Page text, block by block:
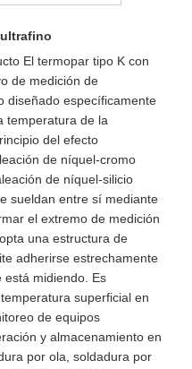
El termopar tipo K con
de medición de
diseñado específicamente
temperatura de la
del efecto
de níquel-cromo
de níquel-silicio
sueldan entre sí mediante
el extremo de medición
una estructura de
adherirse estrechamente
está midiendo. Es
superficial en
de equipos
y almacenamiento en
por ola, soldadura por